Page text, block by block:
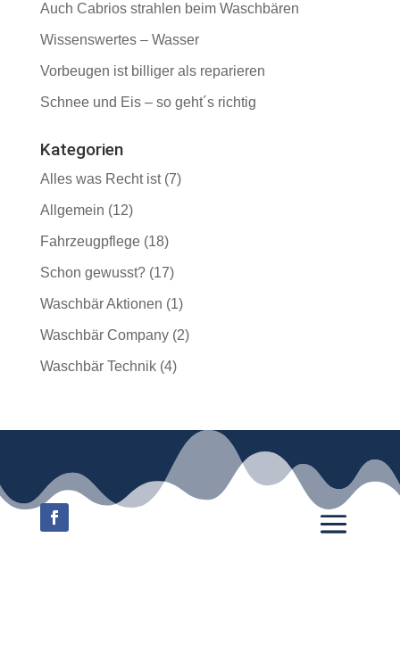
Auch Cabrios strahlen beim Waschbären
Wissenswertes – Wasser
Vorbeugen ist billiger als reparieren
Schnee und Eis – so geht´s richtig
Kategorien
Alles was Recht ist(7)
Allgemein (12)
Fahrzeugpflege(18)
Schon gewusst?(17)
Waschbär Aktionen (1)
Waschbär Company(2)
Waschbär Technik(4)